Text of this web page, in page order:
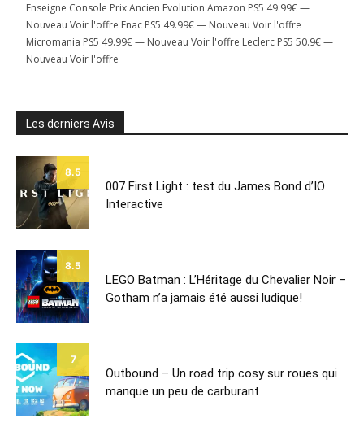
Enseigne Console Prix Ancien Evolution Amazon PS5 49.99€ —
Nouveau Voir l'offre Fnac PS5 49.99€ — Nouveau Voir l'offre
Micromania PS5 49.99€ — Nouveau Voir l'offre Leclerc PS5 50.9€ —
Nouveau Voir l'offre
Les derniers Avis
8.5
007 First Light : test du James Bond d’IO
Interactive
8.5
LEGO Batman : L’Héritage du Chevalier Noir –
Gotham n’a jamais été aussi ludique!
7
Outbound – Un road trip cosy sur roues qui
manque un peu de carburant